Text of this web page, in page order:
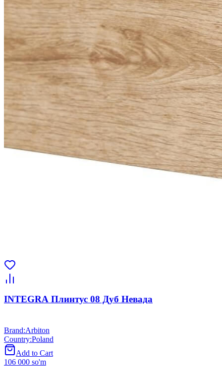
INTEGRA Плинтус 08 Дуб Невада
Brand:Arbiton
Country:Poland
Add to Cart
106 000 so'm